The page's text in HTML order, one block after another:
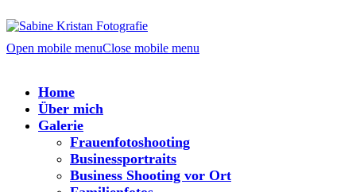
Open mobile menuClose mobile menu
Home
Über mich
Galerie
Frauenfotoshooting
Businessportraits
Business Shooting vor Ort